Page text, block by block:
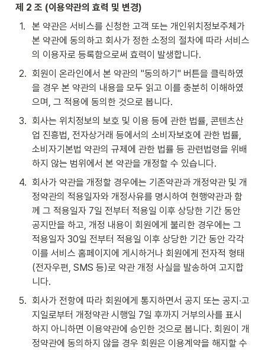
제 2 조 (이용약관의 효력 및 변경)
1.
본 약관은 서비스를 신청한 고객 또는 개인위치정보주체가
본 약관에 동의하고 회사가 정한 소정의 절차에 따라 서비스
의 이용자로 등록함으로써 효력이 발생합니다.
2. 회원이 온라인에서 본 약관의 "동의하기" 버튼을 클릭하였
을 경우 본 약관의 내용을 모두 읽고 이를 충분히 이해하였
으며, 그 적용에 동의한 것으로 봅니다.
3. 회사는 위치정보의 보호 및 이용 등에 관한 법률, 콘텐츠산
업 진흥법, 전자상거래 등에서의 소비자보호에 관한 법률,
소비자기본법 약관의 규제에 관한 법률 등 관련법령을 위배
하지 않는 범위에서 본 약관을 개정할 수 있습니다.
4. 회사가 약관을 개정할 경우에는 기존약관과 개정약관 및 개
정약관의 적용일자와 개정사유를 명시하여 현행약관과 함
께 그 적용일자 7일 전부터 적용일 이후 상당한 기간 동안
공지만을 하고, 개정 내용이 회원에게 불리한 경우에는 그
적용일자 30일 전부터 적용일 이후 상당한 기간 동안 각각
이를 서비스 홈페이지에 게시하거나 회원에게 전자적 형태
(전자우편, SMS 등)로 약관 개정 사실을 발송하여 고지합
니다.
5. 회사가 전항에 따라 회원에게 통지하면서 공지 또는 공지∙고
지일로부터 개정약관 시행일 7일 후까지 거부의사를 표시
하지 아니하면 이용약관에 승인한 것으로 봅니다. 회원이 개
정약관에 동의하지 않을 경우 회원은 이용계약을 해지할 수